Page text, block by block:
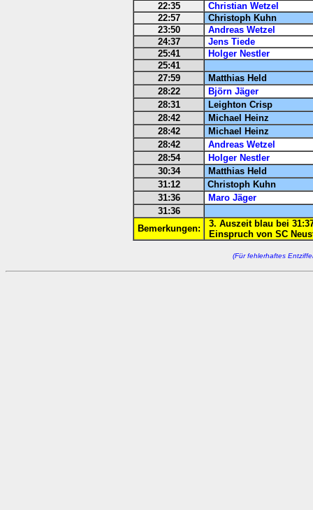
22:35
Christian Wetzel
22:57
Christoph Kuhn
23:50
Andreas Wetzel
24:37
Jens Tiede
25:41
Holger Nestler
25:41
27:59
Matthias Held
28:22
Björn Jäger
28:31
Leighton Crisp
28:42
Michael Heinz
28:42
Michael Heinz
28:42
Andreas Wetzel
28:54
Holger Nestler
30:34
Matthias Held
31:12
Christoph Kuhn
31:36
Maro Jäger
31:36
Bemerkungen:
3. Auszeit blau bei
Einspruch von SC
(Für fehlerhaftes